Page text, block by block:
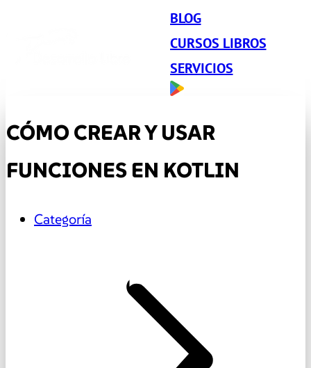
BLOG
CURSOS LIBROS
SERVICIOS
CÓMO CREAR Y USAR
FUNCIONES EN KOTLIN
Categoría